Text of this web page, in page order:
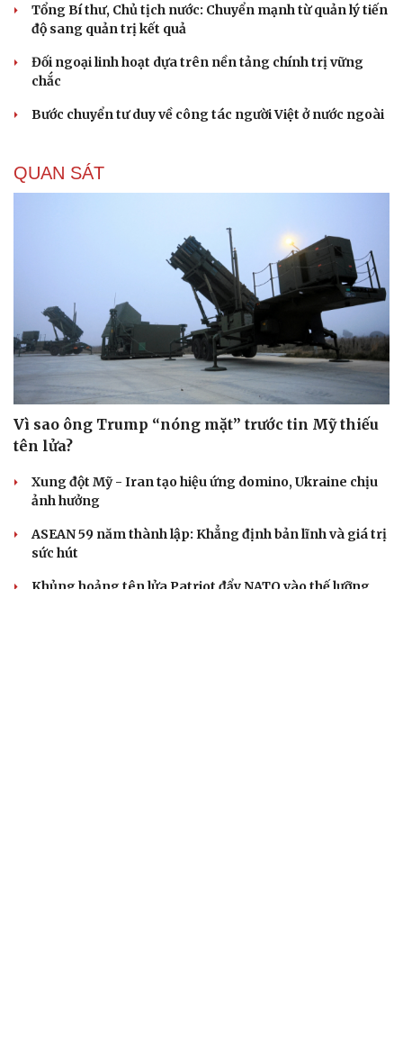
Tổng Bí thư, Chủ tịch nước: Chuyển mạnh từ quản lý tiến
độ sang quản trị kết quả
Đối ngoại linh hoạt dựa trên nền tảng chính trị vững
chắc
Bước chuyển tư duy về công tác người Việt ở nước ngoài
QUAN SÁT
Vì sao ông Trump “nóng mặt” trước tin Mỹ thiếu
tên lửa?
Xung đột Mỹ - Iran tạo hiệu ứng domino, Ukraine chịu
ảnh hưởng
ASEAN 59 năm thành lập: Khẳng định bản lĩnh và giá trị
sức hút
Khủng hoảng tên lửa Patriot đẩy NATO vào thế lưỡng